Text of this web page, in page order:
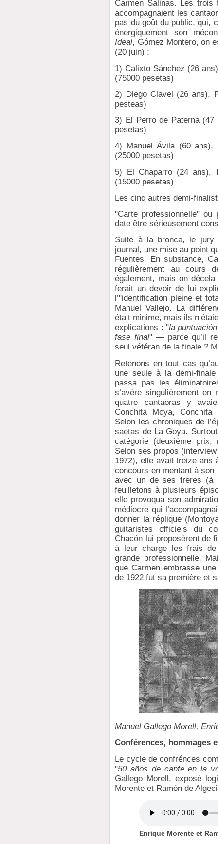
Carmen Salinas. Les trois
accompagnaient les
pas du goût du public, qui,
énergiquement son
Ideal, Gómez Montero, on
(20 juin) :
1) Calixto Sánchez (26
(75000 pesetas)
2) Diego Clavel (26 ans),
pesteas)
3) El Perro de Paterna (47
pesetas)
4) Manuel Ávila (60 ans),
(25000 pesetas)
5) El Chaparro (24 ans),
(15000 pesetas)
Les cinq autres demi-
"Carte professionnelle"
date être sérieusement
Suite à la bronca, le jury
journal, une mise au point
Fuentes. En substance,
régulièrement au cours
également, mais on
ferait un devoir de lui
l’"identification pleine et
Manuel Vallejo. La
était minime, mais ils
explications : "la
fase final" — parce qu’il
seul vétéran de la finale ?
Retenons en tout cas
une seule à la demi-
passa pas les
s’avère singulièrement
quatre cantaoras y
Conchita Moya,
Selon les chroniques de
saetas de La Goya.
catégorie (deuxième
Selon ses propos
1972), elle avait treize ans
concours en mentant à son
avec un de ses frères (à
feuilletons à plusieurs
elle provoqua son
médiocre qui
donner la réplique
guitaristes officiels du
Chacón lui proposèrent de
à leur charge les frais
grande professionnelle.
que Carmen embrasse
de 1922 fut sa première et
Manuel Gallego Morell,
Conférences, hommages
Le cycle de confrénces
"50 años de cante en la
Gallego Morell, exposé
Morente et Ramón de
Enrique Morente et